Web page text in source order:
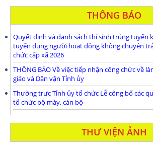
THÔNG BÁO
Quyết định và danh sách thí sinh trúng tuyển
tuyển dụng người hoạt động không chuyên
chức cấp xã 2026
THÔNG BÁO Về việc tiếp nhận công chức về
giáo và Dân vận Tỉnh ủy
Thường trưc Tỉnh ủy tổ chức Lễ công bố các
tổ chức bộ máy, cán bộ
THƯ VIỆN ẢNH